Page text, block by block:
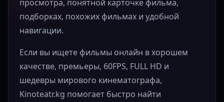
просмотра, понятной карточке фильма,
подборках, похожих фильмах и удобной
навигации.
Если вы ищете фильмы онлайн в хорошем
качестве, премьеры, 60FPS, FULL HD и
шедевры мирового кинематографа,
Kinoteatr.kg помогает быстро найти